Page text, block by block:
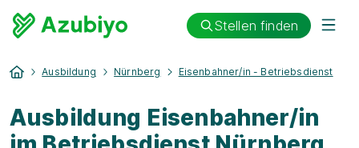
Stellen finden
Ausbildung Nürnberg Eisenbahner/in - Betriebsdienst
Ausbildung Eisenbahner/in